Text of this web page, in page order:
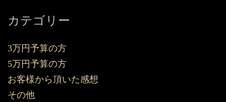
カテゴリー
3万円予算の方
5万円予算の方
お客様から頂いた感想
その他